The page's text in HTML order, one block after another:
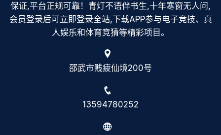
保证,平台正规可靠！青灯不语伴书生,十年寒窗无人问,
会员登录后可立即登录全站,下载APP参与电子竞技、真
人娱乐和体育竞猜等精彩项目。
邵武市贱疲仙境200号
13594780252